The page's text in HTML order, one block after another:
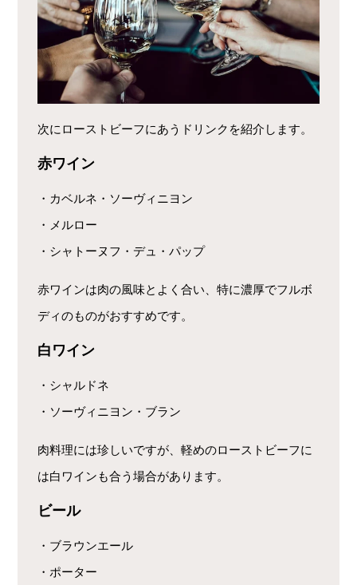
次にローストビーフにあうドリンクを紹介します。
赤ワイン
・カベルネ・ソーヴィニヨン
・メルロー
・シャトーヌフ・デュ・パップ
赤ワインは肉の風味とよく合い、特に濃厚でフルボ
ディのものがおすすめです。
白ワイン
・シャルドネ
・ソーヴィニヨン・ブラン
肉料理には珍しいですが、軽めのローストビーフに
は白ワインも合う場合があります。
ビール
・ブラウンエール
・ポーター